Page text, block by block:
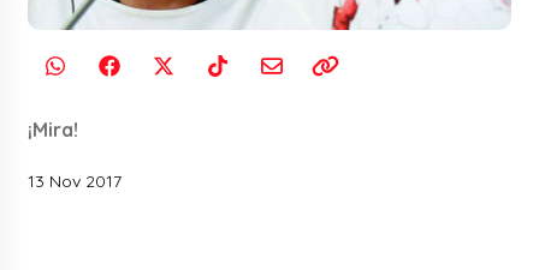
¡Mira!
13 Nov 2017